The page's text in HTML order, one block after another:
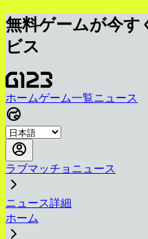
無料ゲームが今す
ビス
ホームゲーム一覧ニュース
ラブマッチョニュース
ニュース詳細
ホーム